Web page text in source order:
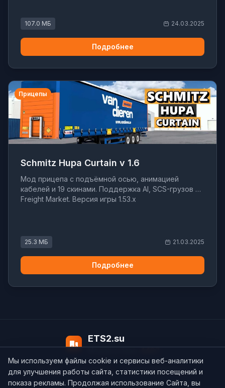
107.0 МБ 24.03.2025
Подробнее
Прицепы
Schmitz Hupa Curtain v 1.6
Мод прицепа с подъёмной осью, анимацией
кабелей и 19 скинами. Поддержка AI, SCS-грузов и
Freight Market. Версия игры 1.53.x
25.3 МБ 21.03.2025
Подробнее
ETS2.su
О нас Контакты support@ets2.su
Мы используем файлы cookie и сервисы веб-аналитики
для улучшения работы сайта, статистики посещений и
показа рекламы. Продолжая использование Сайта, вы